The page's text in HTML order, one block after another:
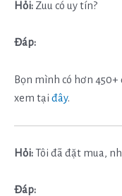
Hỏi: Zuu có uy tín?
Đáp:
Bọn mình có hơn
xem tại đây.
Hỏi:Tôi đã đặt mua,
Đáp: